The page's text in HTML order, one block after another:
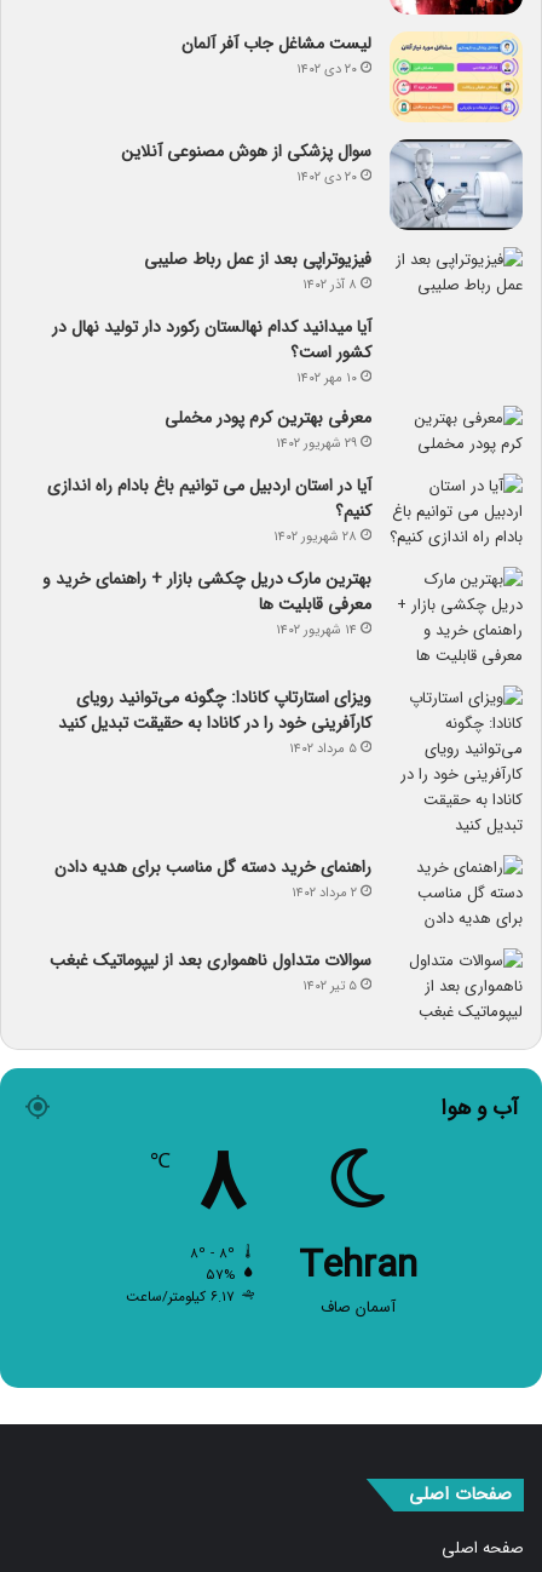
لیست مشاغل جاب آفر آلمان
۲۰ دی ۱۴۰۲
سوال پزشکی از هوش مصنوعی آنلاین
۲۰ دی ۱۴۰۲
فیزیوتراپی بعد از عمل رباط صلیبی
۸ آذر ۱۴۰۲
آیا می­دانید کدام نهالستان رکورد دار تولید نهال­ در
کشور است؟
۱۰ مهر ۱۴۰۲
معرفی بهترین کرم پودر مخملی
۲۹ شهریور ۱۴۰۲
آیا در استان اردبیل می توانیم باغ بادام راه اندازی
کنیم؟
۲۸ شهریور ۱۴۰۲
بهترین مارک دریل چکشی بازار + راهنمای خرید و
معرفی قابلیت ها
۱۴ شهریور ۱۴۰۲
ویزای استارتاپ کانادا: چگونه می‌توانید رویای
کارآفرینی خود را در کانادا به حقیقت تبدیل کنید
۵ مرداد ۱۴۰۲
راهنمای خرید دسته گل مناسب برای هدیه دادن
۲ مرداد ۱۴۰۲
سوالات متداول ناهمواری بعد از لیپوماتیک غبغب
۵ تیر ۱۴۰۲
آب و هوا
Tehran
آسمان صاف
۸ ℃
۵۷%
۶.۱۷ کیلومتر/ساعت
صفحات اصلی
صفحه اصلی